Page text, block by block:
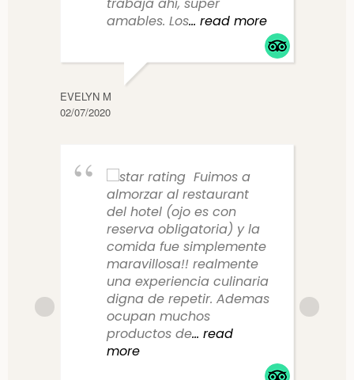
amables. Los... read more
EVELYN M
02/07/2020
Fuimos a
almorzar al restaurant
del hotel (ojo es con
reserva obligatoria) y la
comida fue simplemente
maravillosa!! realmente
una experiencia culinaria
digna de repetir. Ademas
ocupan muchos
productos de... read
more